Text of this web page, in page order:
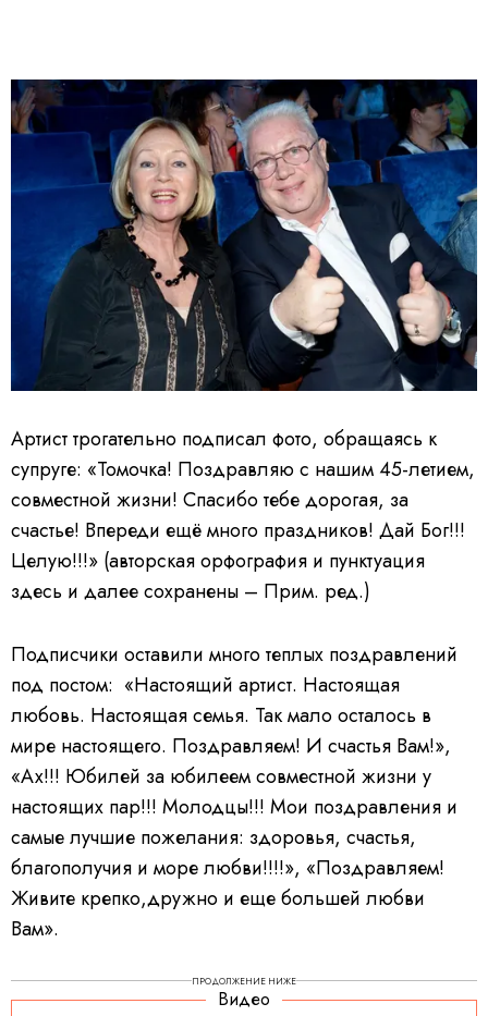
Артист трогательно подписал фото, обращаясь к
супруге: «Томочка! Поздравляю с нашим 45-летием,
совместной жизни! Спасибо тебе дорогая, за
счастье! Впереди ещё много праздников! Дай Бог!!!
Целую!!!» (авторская орфография и пунктуация
здесь и далее сохранены – Прим. ред.)
Подписчики оставили много теплых поздравлений
под постом: «Настоящий артист. Настоящая
любовь. Настоящая семья. Так мало осталось в
мире настоящего. Поздравляем! И счастья Вам!»,
«Ах!!! Юбилей за юбилеем совместной жизни у
настоящих пар!!! Молодцы!!! Мои поздравления и
самые лучшие пожелания: здоровья, счастья,
благополучия и море любви!!!!», «Поздравляем!
Живите крепко,дружно и еще большей любви
Вам».
ПРОДОЛЖЕНИЕ НИЖЕ
Видео